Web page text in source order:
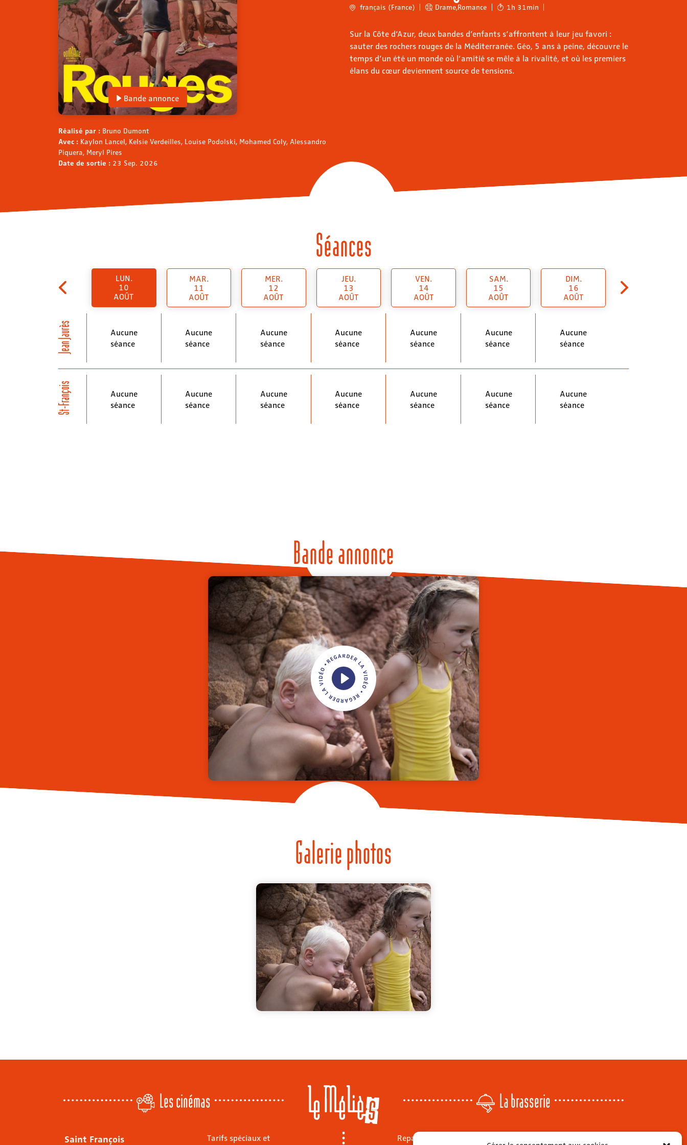
Bande annonce
Réalisé par : Bruno Dumont
Avec : Kaylon Lancel, Kelsie Verdeilles, Louise Podolski, Mohamed Coly, Alessandro
Piquera, Meryl Pires
Date de sortie : 23 Sep. 2026
français (France) Drame,Romance 1h 31min
Sur la Côte d’Azur, deux bandes d’enfants s’affrontent à leur jeu favori :
sauter des rochers rouges de la Méditerranée. Géo, 5 ans à peine, découvre le
temps d’un été un monde où l’amitié se mêle à la rivalité, et où les premiers
élans du cœur deviennent source de tensions.
Séances
Jean Jaurès
St-François
LUN.
10
AOÛT
Aucune
séance
Aucune
séance
MAR.
11
AOÛT
Aucune
séance
Aucune
séance
MER.
12
AOÛT
Aucune
séance
Aucune
séance
JEU.
13
AOÛT
Aucune
séance
Aucune
séance
VEN.
14
AOÛT
Aucune
séance
Aucune
séance
SAM.
15
AOÛT
Aucune
séance
Aucune
séance
DIM.
16
AOÛT
Aucune
séance
Aucune
séance
Bande annonce
Galerie photos
Les cinémas La brasserie
Saint François
Tarifs spéciaux et
Repas sur place